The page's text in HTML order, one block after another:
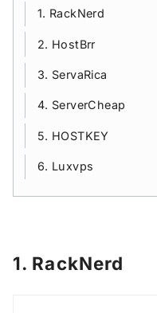
1. RackNerd
2. HostBrr
3. ServaRica
4. ServerCheap
5. HOSTKEY
6. Luxvps
1. RackNerd